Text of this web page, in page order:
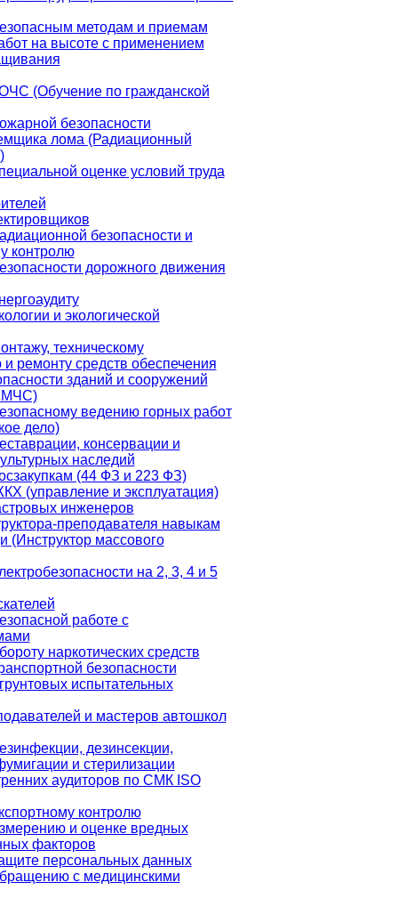
методам и приемам
на высоте с применением
(Обучение по гражданской
безопасности
лома (Радиационный
оценке условий труда
безопасности и
контролю
дорожного движения
и экологической
техническому
ремонту средств обеспечения
зданий и сооружений
МЧС)
ведению горных работ
дело)
консервации и
наследий
(44 ФЗ и 223 ФЗ)
(управление и эксплуатация)
инженеров
преподавателя навыкам
(Инструктор массового
на 2, 3, 4 и 5
работе с
наркотических средств
безопасности
испытательных
и мастеров автошкол
дезинсекции,
и стерилизации
аудиторов по СМК ISO
контролю
и оценке вредных
факторов
персональных данных
с медицинскими